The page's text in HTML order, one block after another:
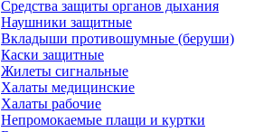
Средства защиты органов дыхания
Наушники защитные
Вкладыши противошумные (беруши)
Каски защитные
Жилеты сигнальные
Халаты медицинские
Халаты рабочие
Непромокаемые плащи и куртки